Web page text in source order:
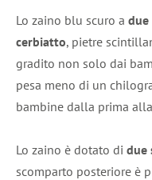
Lo zaino blu scuro a due
cerbiatto, pietre
gradito non solo dai
pesa meno di un
bambine dalla prima
Lo zaino è dotato di due
scomparto posteriore è